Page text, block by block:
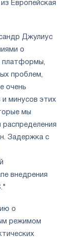
Европейская
Джулиус
о
платформы,
проблем,
очень
минусов этих
мы
Задержка с
внедрения
о
режимом